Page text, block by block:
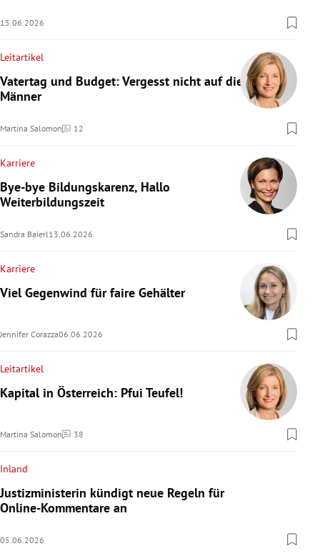
15.06.2026
Leitartikel
Vatertag und Budget: Vergesst nicht auf die
Männer
Martina Salomon 12
Kommentare
Karriere
Bye-bye Bildungskarenz, Hallo
Weiterbildungszeit
Sandra Baierl13.06.2026
Karriere
Viel Gegenwind für faire Gehälter
Jennifer Corazza06.06.2026
Leitartikel
Kapital in Österreich: Pfui Teufel!
Martina Salomon 38
Kommentare
Inland
Justizministerin kündigt neue Regeln für
Online-Kommentare an
05.06.2026